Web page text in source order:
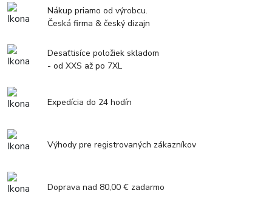
Nákup priamo od výrobcu.
Česká firma & český dizajn
Desaťtisíce položiek skladom
- od XXS až po 7XL
Expedícia do 24 hodín
Výhody pre registrovaných zákazníkov
Doprava nad 80,00 € zadarmo